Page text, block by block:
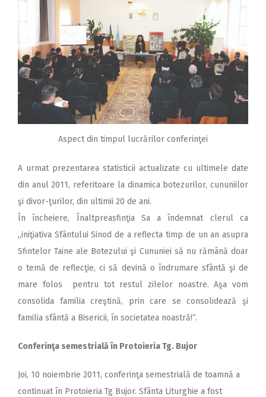
Aspect din timpul lucrărilor conferinţei
A urmat prezentarea statisticii actualizate cu ultimele date
din anul 2011, referitoare la dinamica botezurilor, cununiilor
şi divor-ţurilor, din ultimii 20 de ani.
În încheiere, Înaltpreasfinţia Sa a îndemnat clerul ca
„iniţiativa Sfântului Sinod de a reflecta timp de un an asupra
Sfintelor Taine ale Botezului şi Cununiei să nu rămână doar
o temă de reflecţie, ci să devină o îndrumare sfântă şi de
mare folos pentru tot restul zilelor noastre. Aşa vom
consolida familia creştină, prin care se consolidează şi
familia sfântă a Bisericii, în societatea noastră!”.
Conferinţa semestrială în Protoieria Tg. Bujor
Joi, 10 noiembrie 2011, conferinţa semestrială de toamnă a
continuat în Protoieria Tg Bujor. Sfânta Liturghie a fost